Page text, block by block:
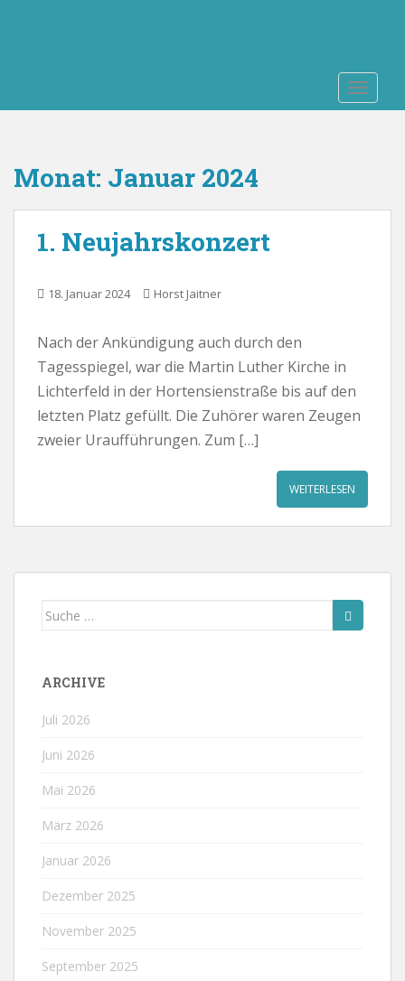
o
Monat: Januar 2024
1. Neujahrskonzert
18. Januar 2024 Horst Jaitner
Nach der Ankündigung auch durch den
Tagesspiegel, war die Martin Luther Kirche in
Lichterfeld in der Hortensienstraße bis auf den
letzten Platz gefüllt. Die Zuhörer waren Zeugen
zweier Uraufführungen. Zum […]
WEITERLESEN
Suche
ARCHIVE
Juli 2026
Juni 2026
Mai 2026
März 2026
Januar 2026
Dezember 2025
November 2025
September 2025